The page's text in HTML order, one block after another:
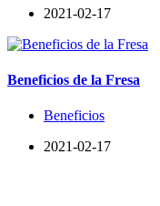
2021-02-17
Beneficios de la Fresa
Beneficios
2021-02-17